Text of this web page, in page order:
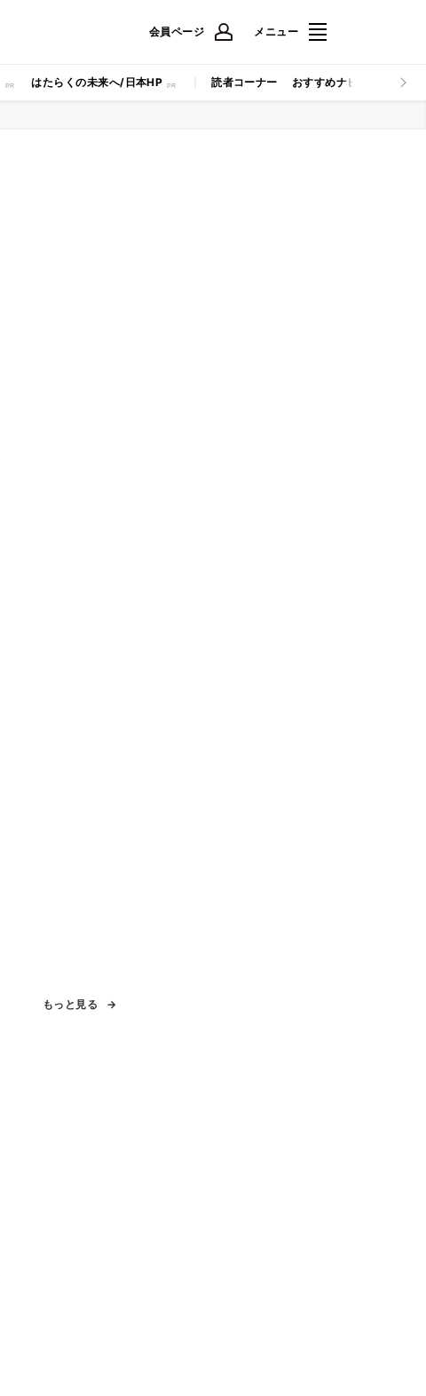
会員ページ メニュー
はたらくの未来へ/日本HP 読者コーナー おすすめナビ マイナビ
もっと見る